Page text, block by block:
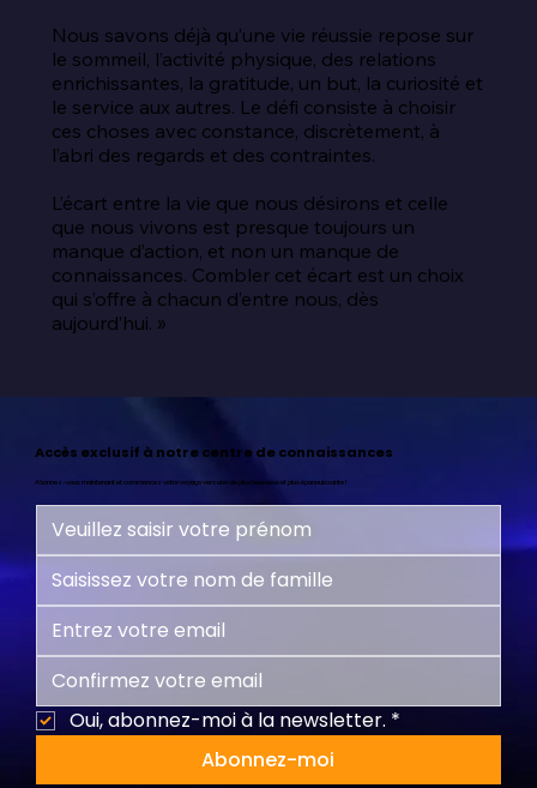
Nous savons déjà qu’une vie réussie repose sur
le sommeil, l’activité physique, des relations
enrichissantes, la gratitude, un but, la curiosité et
le service aux autres. Le défi consiste à choisir
ces choses avec constance, discrètement, à
l’abri des regards et des contraintes.
L’écart entre la vie que nous désirons et celle
que nous vivons est presque toujours un
manque d’action, et non un manque de
connaissances. Combler cet écart est un choix
qui s’offre à chacun d’entre nous, dès
aujourd’hui. »
Accès exclusif à notre centre de connaissances
Abonnez-vous maintenant et commencez votre voyage vers une vie plus heureuse et plus épanouissante !
Oui, abonnez-moi à la newsletter. *
Abonnez-moi